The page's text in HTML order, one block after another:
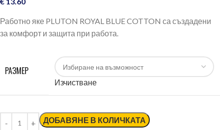
Работно яке PLUTON ROYAL BLUE COTTON са създадени
за комфорт и защита при работа.
РАЗМЕР
Изчистване
ДОБАВЯНЕ В КОЛИЧКАТА